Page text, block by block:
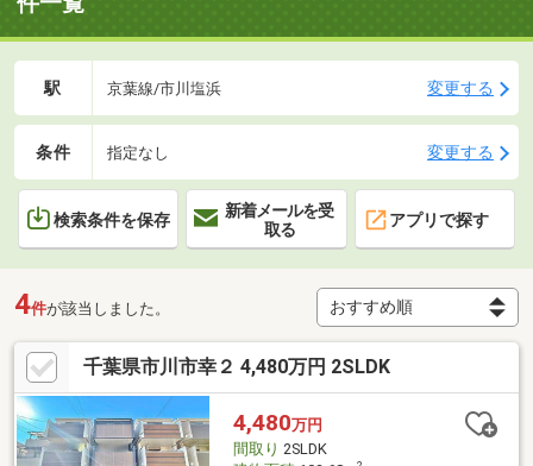
駅 京葉線/市川塩浜 変更する
条件 指定なし 変更する
検索条件を保存
新着メールを受
取る
アプリで探す
4件が該当しました。
千葉県市川市幸２ 4,480万円 2SLDK
4,480万円
間取り 2SLDK